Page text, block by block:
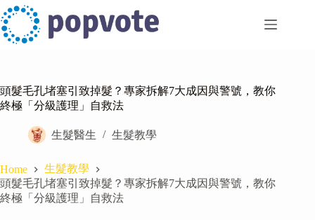
Skip
to
content
頭髮毛孔堵塞引致掉髮？專家拆解7大成因與警號，教你
終極「分級護理」自救法
生髮醫生 生髮教學
Home
生髮教學
頭髮毛孔堵塞引致掉髮？專家拆解7大成因與警號，教你
終極「分級護理」自救法